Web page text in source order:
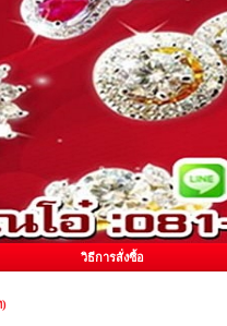
วิธีการสั่งซื้อ
)